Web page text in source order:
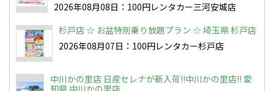
2026年08月08日：100円レンタカー三河安城店
杉戸店 ☆ お盆特別乗り放題プラン ☆ 埼玉県 杉戸店
2026年08月07日：100円レンタカー杉戸店
中川かの里店 日産セレナが新入荷!!中川かの里店!! 愛
知県 中川かの里店